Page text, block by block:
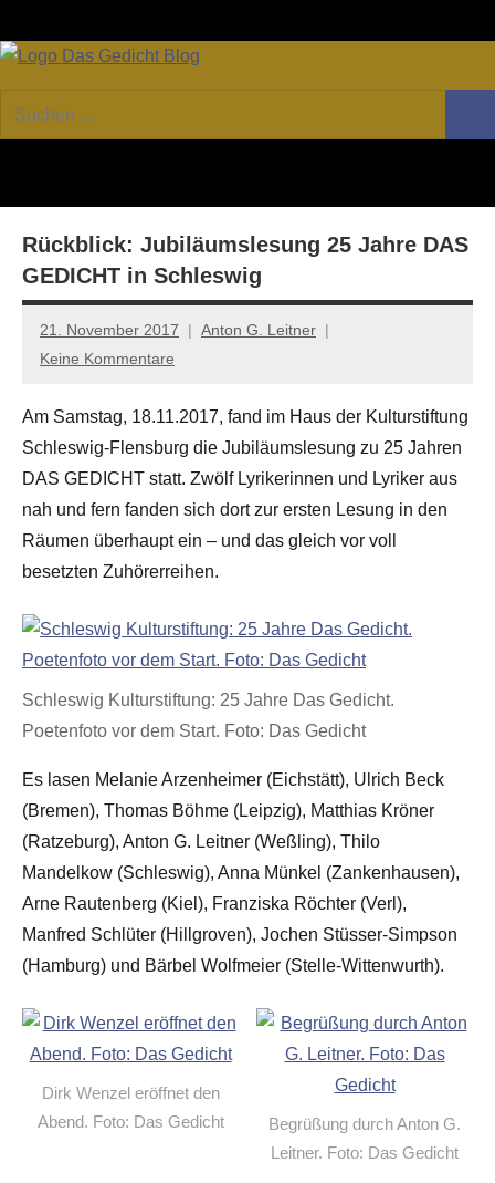
Inhalt
GEDICHT
Forum
von
Lyrik,
Essay
Suchen
nach:
Rückblick: Jubiläumslesung 25 Jahre DAS
GEDICHT in Schleswig
21. November 2017
Anton G. Leitner
Keine Kommentare
Am Samstag, 18.11.2017, fand im Haus der Kulturstiftung
Schleswig-Flensburg die Jubiläumslesung zu 25 Jahren
DAS GEDICHT statt. Zwölf Lyrikerinnen und Lyriker aus
nah und fern fanden sich dort zur ersten Lesung in den
Räumen überhaupt ein – und das gleich vor voll
besetzten Zuhörerreihen.
Schleswig Kulturstiftung: 25 Jahre Das Gedicht.
Poetenfoto vor dem Start. Foto: Das Gedicht
Es lasen Melanie Arzenheimer (Eichstätt), Ulrich Beck
(Bremen), Thomas Böhme (Leipzig), Matthias Kröner
(Ratzeburg), Anton G. Leitner (Weßling), Thilo
Mandelkow (Schleswig), Anna Münkel (Zankenhausen),
Arne Rautenberg (Kiel), Franziska Röchter (Verl),
Manfred Schlüter (Hillgroven), Jochen Stüsser-Simpson
(Hamburg) und Bärbel Wolfmeier (Stelle-Wittenwurth).
Dirk Wenzel eröffnet den
Abend. Foto: Das Gedicht
Begrüßung durch Anton G.
Leitner. Foto: Das Gedicht